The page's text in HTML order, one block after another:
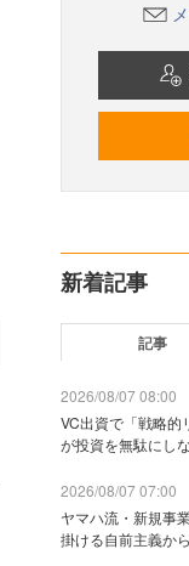
新着記事
記事
2026/08/07 08:00
VC出資で「戦略的
が投資を無駄にし
2026/08/07 07:00
ヤマハ流・新規事
掛ける自前主義か